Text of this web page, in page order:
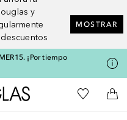
y
MOSTRAR
¡Por tiempo
A Douglas HomeMi lista de
A